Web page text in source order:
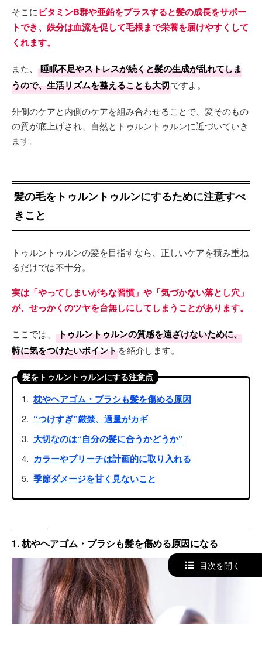
そこにビタミンB群や亜鉛をプラスすると髪の成長をサポー
トでき、鉄分は血流を促して毛根まで栄養を届けやすくして
くれます。
また、
睡眠不足やストレスが続くと髪の生成が乱れてしま
うので、生活リズムを整えることも大切ですよ。
外側のケアと内側のケアを組み合わせることで、髪そのもの
の質が底上げされ、自然とトゥルントゥルンに近づいていき
ます。
髪の毛をトゥルントゥルンにするために注意すべ
きこと
トゥルントゥルンの髪を目指すなら、正しいケアを積み重ね
るだけでは不十分。
実は「やってしまいがちな習慣」や「気づかない落とし穴」
が、せっかくのツヤを台無しにしてしまうことがあります。
ここでは、
トゥルントゥルンの質感を遠ざけないために、
特に気をつけたいポイントを紹介します。
髪をトゥルントゥルンにする注意点
枕やヘアゴム・ブラシも髪を傷める原因
“つけすぎ”厳禁、適量がカギ
大切なのは“自分の髪に合うかどうか”
カラーやブリーチは計画的に取り入れる
季節ダメージを甘く見ないこと
1. 枕やヘアゴム・ブラシも髪を傷める原因になる
目次を開く